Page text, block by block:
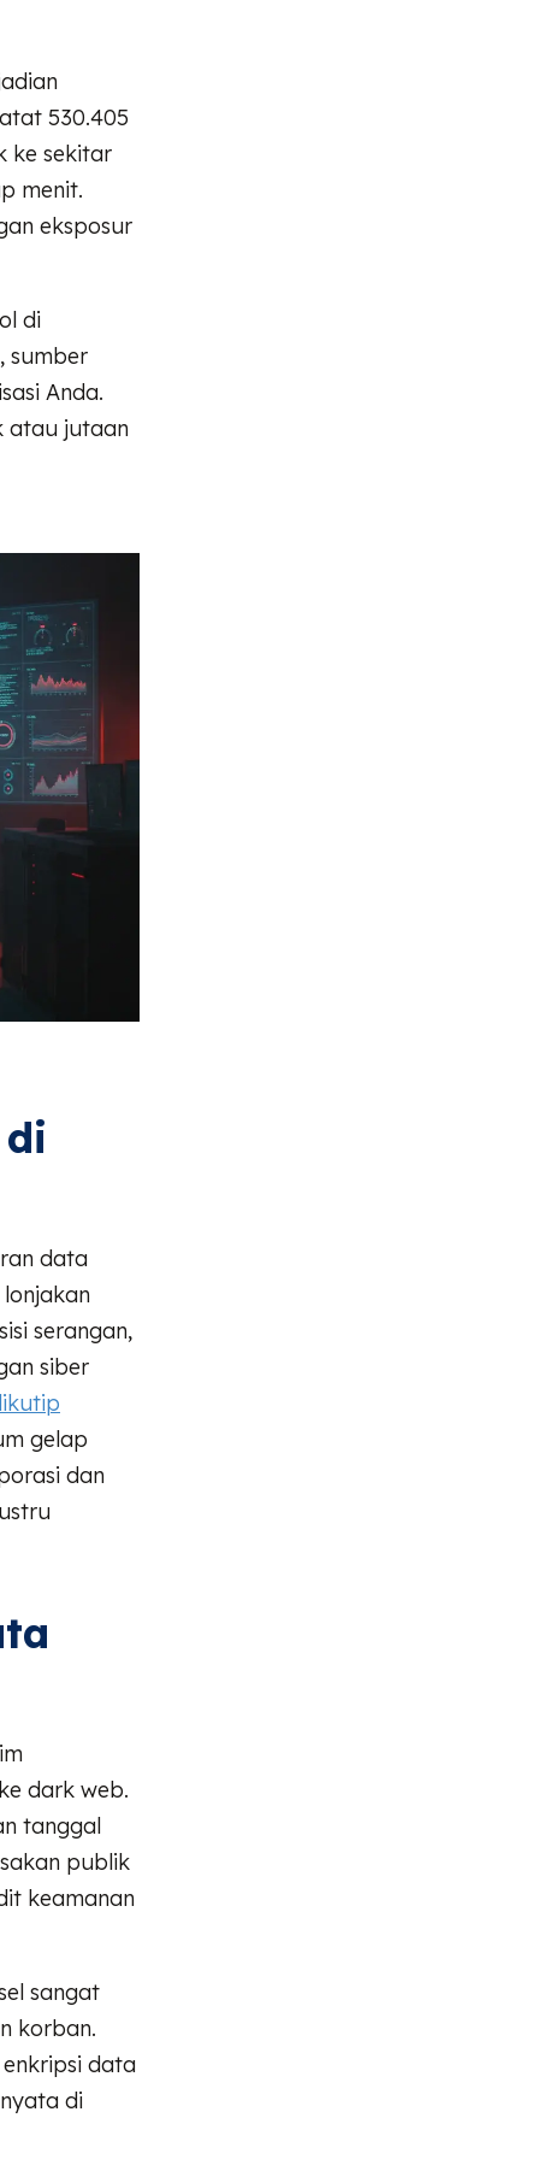
530.405
ke sekitar
menit.
eksposur
di
sumber
Anda.
atau jutaan
data
lonjakan
serangan,
siber
gelap
dan
dark web.
tanggal
publik
keamanan
sangat
korban.
data
di